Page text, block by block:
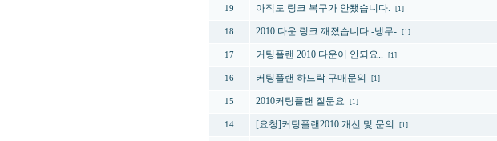
19 아직도 링크 복구가 안됐습니다. [1]
18 2010 다운 링크 깨졌습니다.-냉무- [1]
17 커팅플랜 2010 다운이 안되요.. [1]
16 커팅플랜 하드락 구매문의 [1]
15 2010커팅플랜 질문요 [1]
14 [요청]커팅플랜2010 개선 및 문의 [1]